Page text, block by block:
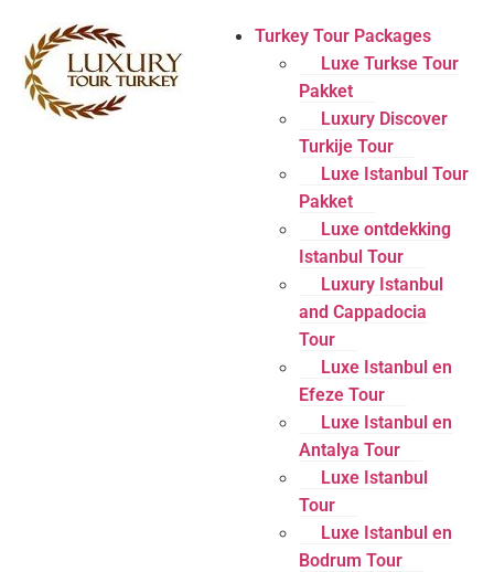
Turkey Tour Packages
Luxe Turkse Tour
Pakket
Luxury Discover
Turkije Tour
Luxe Istanbul Tour
Pakket
Luxe ontdekking
Istanbul Tour
Luxury Istanbul
and Cappadocia
Tour
Luxe Istanbul en
Efeze Tour
Luxe Istanbul en
Antalya Tour
Luxe Istanbul
Tour
Luxe Istanbul en
Bodrum Tour